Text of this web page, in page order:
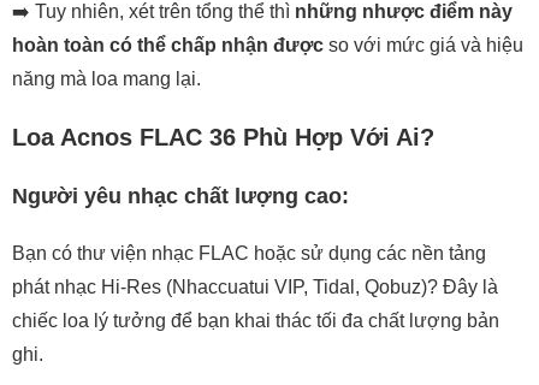
➡️ Tuy nhiên, xét trên tổng thể thì những nhược điểm này
hoàn toàn có thể chấp nhận được so với mức giá và hiệu
năng mà loa mang lại.
Loa Acnos FLAC 36 Phù Hợp Với Ai?
Người yêu nhạc chất lượng cao:
Bạn có thư viện nhạc FLAC hoặc sử dụng các nền tảng
phát nhạc Hi-Res (Nhaccuatui VIP, Tidal, Qobuz)? Đây là
chiếc loa lý tưởng để bạn khai thác tối đa chất lượng bản
ghi.